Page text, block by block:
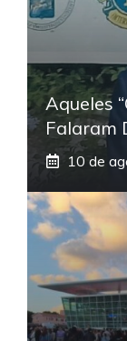
Aqueles
Falaram
10 de